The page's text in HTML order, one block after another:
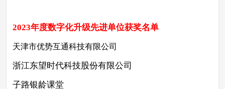
2023年度数字化升级先进单位获奖名单
天津市优势互通科技有限公司
浙江东望时代科技股份有限公司
子路银龄课堂